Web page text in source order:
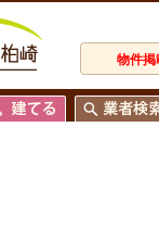
物件掲